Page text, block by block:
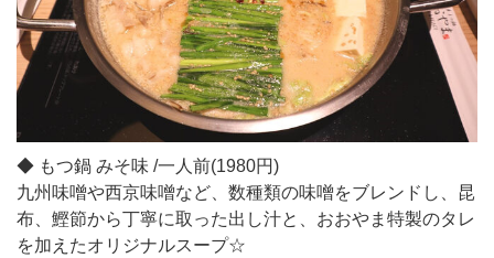
◆ もつ鍋 みそ味 /一人前(1980円)
九州味噌や西京味噌など、数種類の味噌をブレンドし、昆
布、鰹節から丁寧に取った出し汁と、おおやま特製のタレ
を加えたオリジナルスープ☆